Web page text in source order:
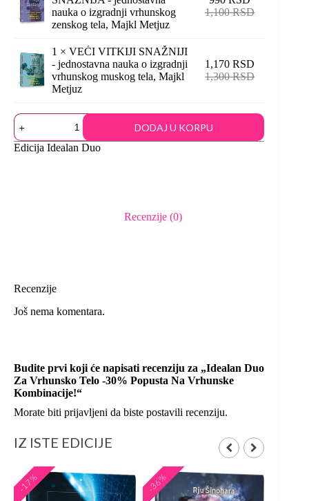
nauka o izgradnji vrhunskog
zenskog tela, Majkl Metjuz
1,100RSD
1 × VEĆI VITKIJI SNAŽNIJI
- jednostavna nauka o izgradnji
vrhunskog muskog tela, Majkl
Metjuz
1,300RSD
1,170RSD
DODAJ U KORPU
Edicija Idealan Duo
Recenzije (0)
Recenzije
Još nema komentara.
Budite prvi koji će napisati recenziju za „Idealan Duo
Za Vrhunsko Telo -30% Popusta Na Vrhunske
Kombinacije!“
Morate biti prijavljeni da biste postavili recenziju.
IZ ISTE EDICIJE
-17% -36%